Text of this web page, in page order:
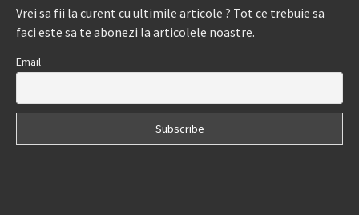
Vrei sa fii la curent cu ultimile articole ? Tot ce trebuie sa
faci este sa te abonezi la articolele noastre.
Email